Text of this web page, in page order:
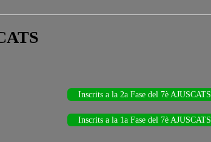
Inscrits a la 2a Fase del 7è AJUSCATS
Inscrits a la 1a Fase del 7è AJUSCATS